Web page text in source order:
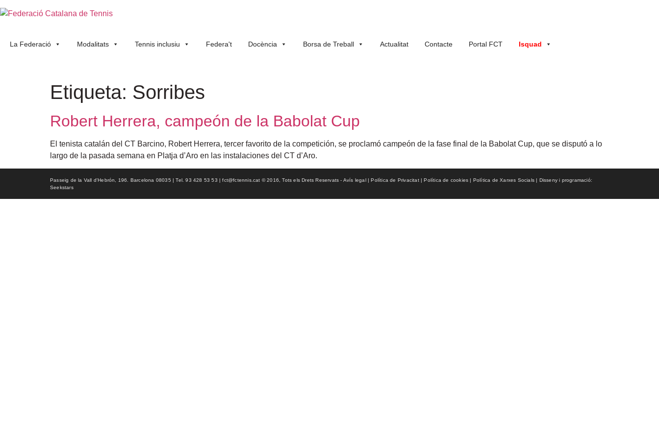
La Federació Modalitats Tennis inclusiu Federa't Docència Borsa de Treball Actualitat Contacte Portal FCT Isquad
Etiqueta: Sorribes
Robert Herrera, campeón de la Babolat Cup
El tenista catalán del CT Barcino, Robert Herrera, tercer favorito de la competición, se proclamó campeón de la fase final de la Babolat Cup, que se disputó a lo
largo de la pasada semana en Platja d’Aro en las instalaciones del CT d’Aro.
Passeig de la Vall d'Hebrón, 196. Barcelona 08035 | Tel. 93 428 53 53 | fct@fctennis.cat © 2016, Tots els Drets Reservats - Avís legal | Política de Privacitat | Política de cookies | Política de Xarxes Socials | Disseny i programació:
Seekstars